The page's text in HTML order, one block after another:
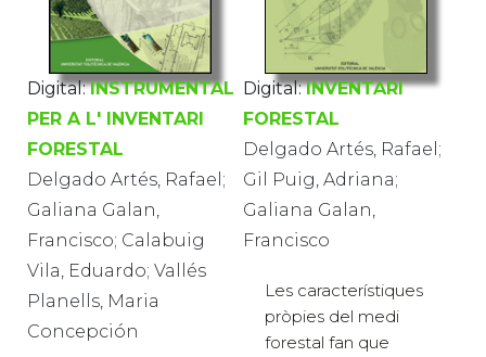
Digital: INSTRUMENTAL
PER A L' INVENTARI
FORESTAL
Delgado Artés, Rafael;
Galiana Galan,
Francisco; Calabuig
Vila, Eduardo; Vallés
Planells, Maria
Concepción
Digital: INVENTARI
FORESTAL
Delgado Artés, Rafael;
Gil Puig, Adriana;
Galiana Galan,
Francisco
Les característiques
pròpies del medi
forestal fan que